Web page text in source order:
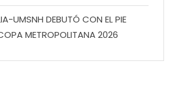
UMSNH DEBUTÓ CON EL PIE
METROPOLITANA 2026